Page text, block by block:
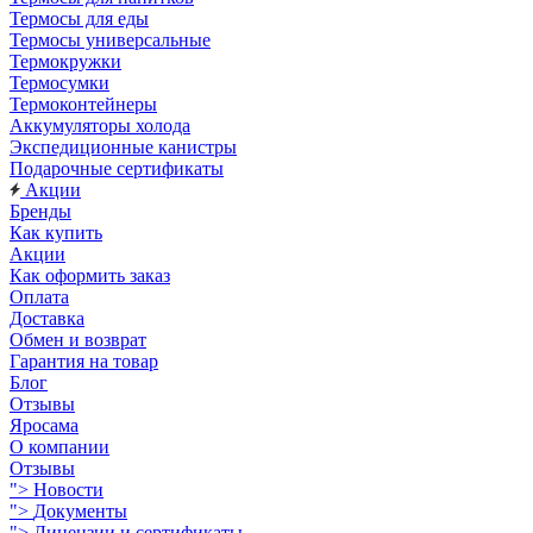
Термосы для еды
Термосы универсальные
Термокружки
Термосумки
Термоконтейнеры
Аккумуляторы холода
Экспедиционные канистры
Подарочные сертификаты
Акции
Бренды
Как купить
Акции
Как оформить заказ
Оплата
Доставка
Обмен и возврат
Гарантия на товар
Блог
Отзывы
Яросама
О компании
Отзывы
"> Новости
"> Документы